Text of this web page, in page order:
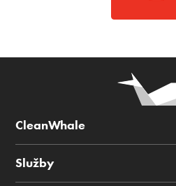
CleanWhale
Služby